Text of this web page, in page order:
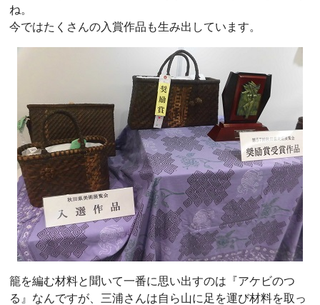
ね。
今ではたくさんの入賞作品も生み出しています。
籠を編む材料と聞いて一番に思い出すのは『アケビのつ
る』なんですが、三浦さんは自ら山に足を運び材料を取っ